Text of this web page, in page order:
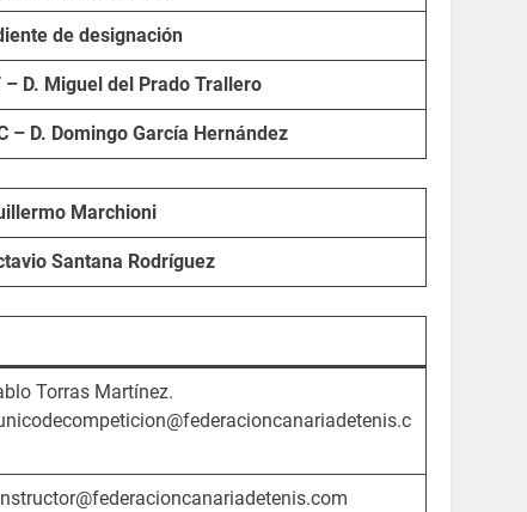
de designación
– D. Miguel del Prado Trallero
– D. Domingo García Hernández
Marchioni
Santana Rodríguez
Torras Martínez.